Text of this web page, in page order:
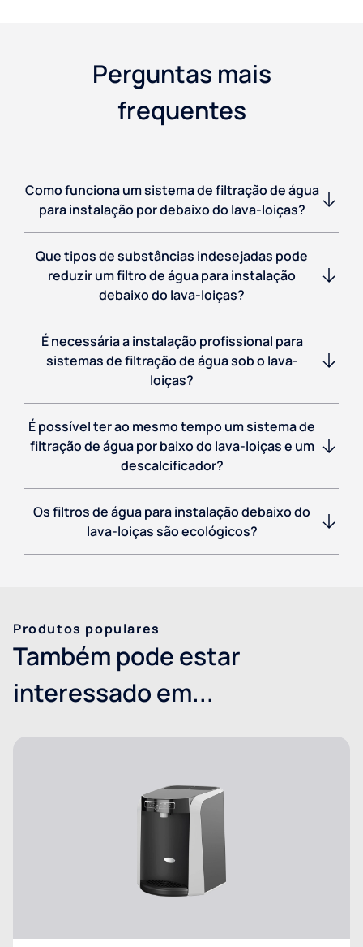
Perguntas mais
frequentes
Como funciona um sistema de filtração de água
para instalação por debaixo do lava-loiças?
Que tipos de substâncias indesejadas pode
reduzir um filtro de água para instalação
debaixo do lava-loiças?
É necessária a instalação profissional para
sistemas de filtração de água sob o lava-
loiças?
É possível ter ao mesmo tempo um sistema de
filtração de água por baixo do lava-loiças e um
descalcificador?
Os filtros de água para instalação debaixo do
lava-loiças são ecológicos?
Produtos populares
Também pode estar
interessado em...